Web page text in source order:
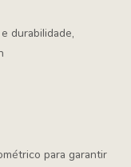
durabilidade,
para garantir